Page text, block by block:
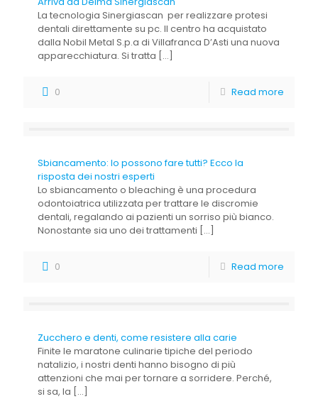
La tecnologia Sinergiascan per realizzare protesi
dentali direttamente su pc. Il centro ha acquistato
dalla Nobil Metal S.p.a di Villafranca D’Asti una nuova
apparecchiatura. Si tratta […]
0 Read more
Sbiancamento: lo possono fare tutti? Ecco la
risposta dei nostri esperti
Lo sbiancamento o bleaching è una procedura
odontoiatrica utilizzata per trattare le discromie
dentali, regalando ai pazienti un sorriso più bianco.
Nonostante sia uno dei trattamenti […]
0 Read more
Zucchero e denti, come resistere alla carie
Finite le maratone culinarie tipiche del periodo
natalizio, i nostri denti hanno bisogno di più
attenzioni che mai per tornare a sorridere. Perché,
si sa, la […]